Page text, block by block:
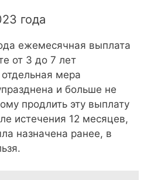
года
ежемесячная выплата
от 3 до 7 лет
мера
и больше не
продлить эту выплату
истечения 12 месяцев,
назначена ранее, в